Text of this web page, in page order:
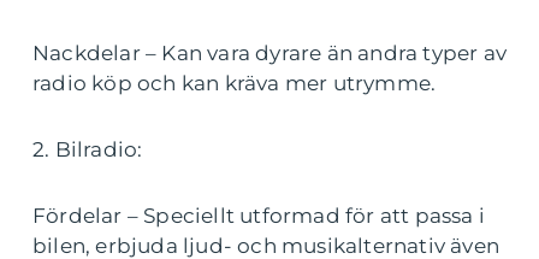
Nackdelar – Kan vara dyrare än andra typer av
radio köp och kan kräva mer utrymme.
2. Bilradio:
Fördelar – Speciellt utformad för att passa i
bilen, erbjuda ljud- och musikalternativ även